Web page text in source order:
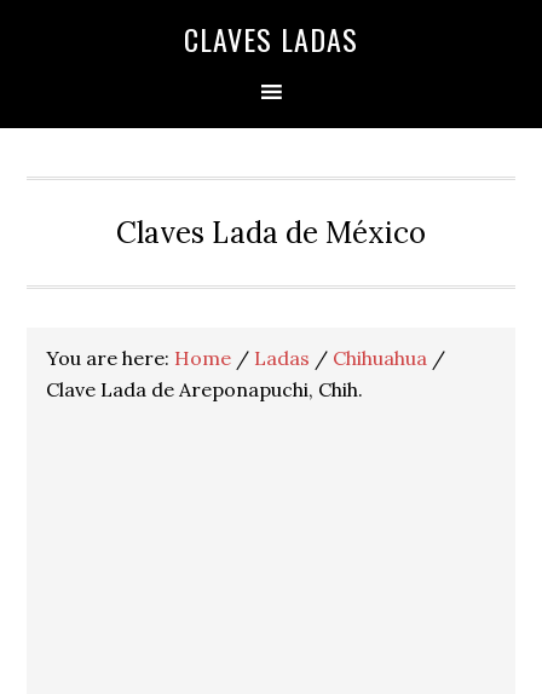
CLAVES LADAS
Claves Lada de México
You are here: Home / Ladas / Chihuahua /
Clave Lada de Areponapuchi, Chih.